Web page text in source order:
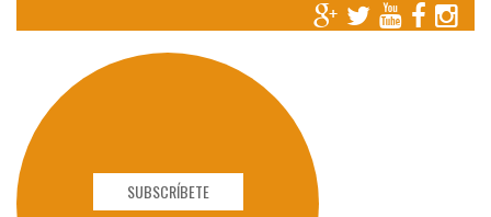
SUBSCRÍBETE